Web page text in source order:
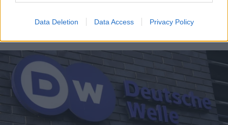
Data Deletion Data Access Privacy Policy
απαγόρευσης του RT